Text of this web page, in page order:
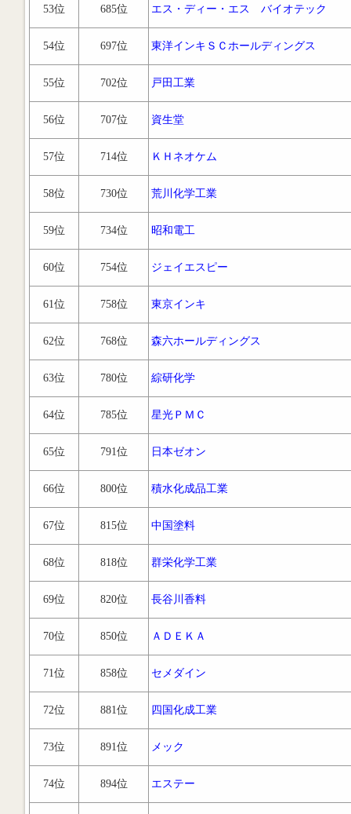
53位 685位 エス・ディー・エス バイオテック
54位 697位 東洋インキＳＣホールディングス
55位 702位 戸田工業
56位 707位 資生堂
57位 714位 ＫＨネオケム
58位 730位 荒川化学工業
59位 734位 昭和電工
60位 754位 ジェイエスピー
61位 758位 東京インキ
62位 768位 森六ホールディングス
63位 780位 綜研化学
64位 785位 星光ＰＭＣ
65位 791位 日本ゼオン
66位 800位 積水化成品工業
67位 815位 中国塗料
68位 818位 群栄化学工業
69位 820位 長谷川香料
70位 850位 ＡＤＥＫＡ
71位 858位 セメダイン
72位 881位 四国化成工業
73位 891位 メック
74位 894位 エステー